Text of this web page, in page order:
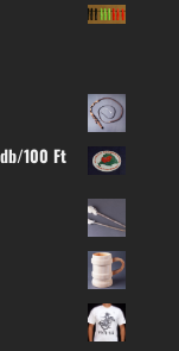
100 Ft